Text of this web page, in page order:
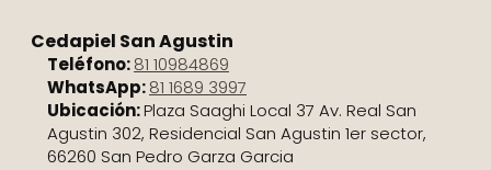
Cedapiel San Agustin
Teléfono:81 10984869
WhatsApp:81 1689 3997
Ubicación:Plaza Saaghi Local 37 Av. Real San
Agustin 302, Residencial San Agustin 1er sector,
66260 San Pedro Garza Garcia